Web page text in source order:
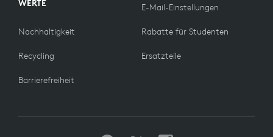
WERTE
Nachhaltigkeit
Recycling
Barrierefreiheit
E-Mail-Einstellungen
Rabatte für Studenten
Ersatzteile